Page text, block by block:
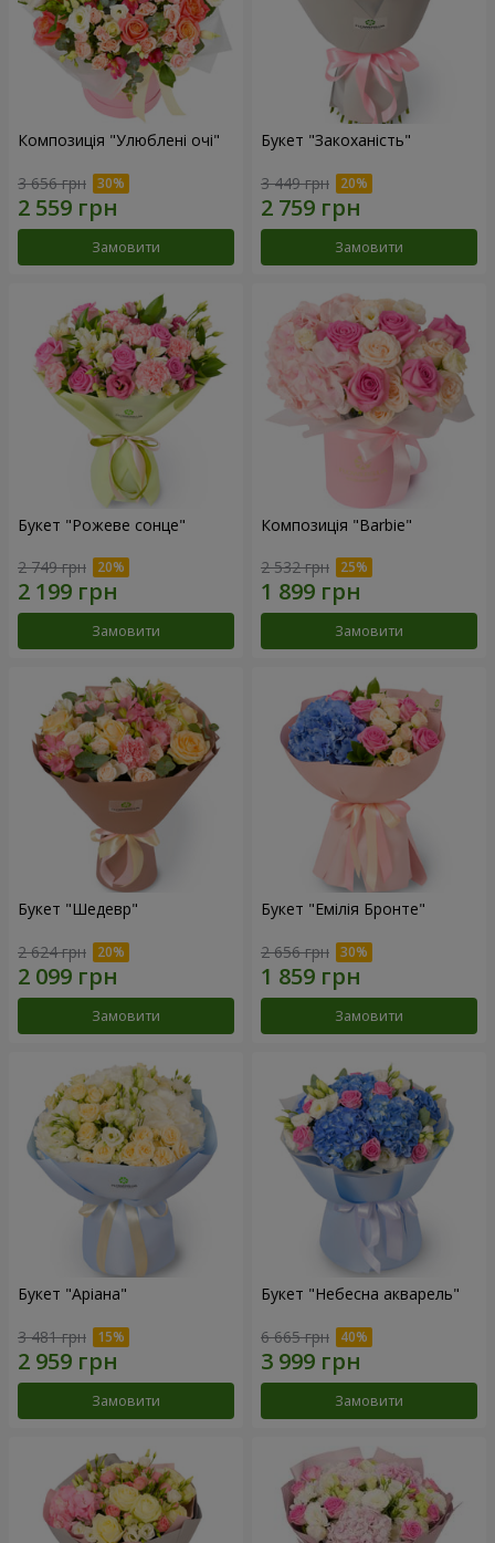
Композиція "Улюблені очі"
3 656 грн
Замовити
Букет "Закоханість"
3 449 грн
Замовити
Букет "Рожеве сонце"
2 749 грн
Замовити
Композиція "Barbie"
2 532 грн
Замовити
Букет "Шедевр"
2 624 грн
Замовити
Букет "Емілія Бронте"
2 656 грн
Замовити
Букет "Аріана"
3 481 грн
Замовити
Букет "Небесна акварель"
6 665 грн
Замовити